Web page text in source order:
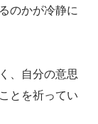
のかが冷静に
、自分の意思
とを祈ってい